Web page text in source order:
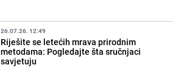
26.07.26. 12:49
Riješite se letećih mrava prirodnim
metodama: Pogledajte šta sručnjaci
savjetuju